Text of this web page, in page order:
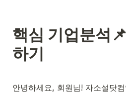
핵심 기업분석
하기
안녕하세요, 회원님! 자소설닷